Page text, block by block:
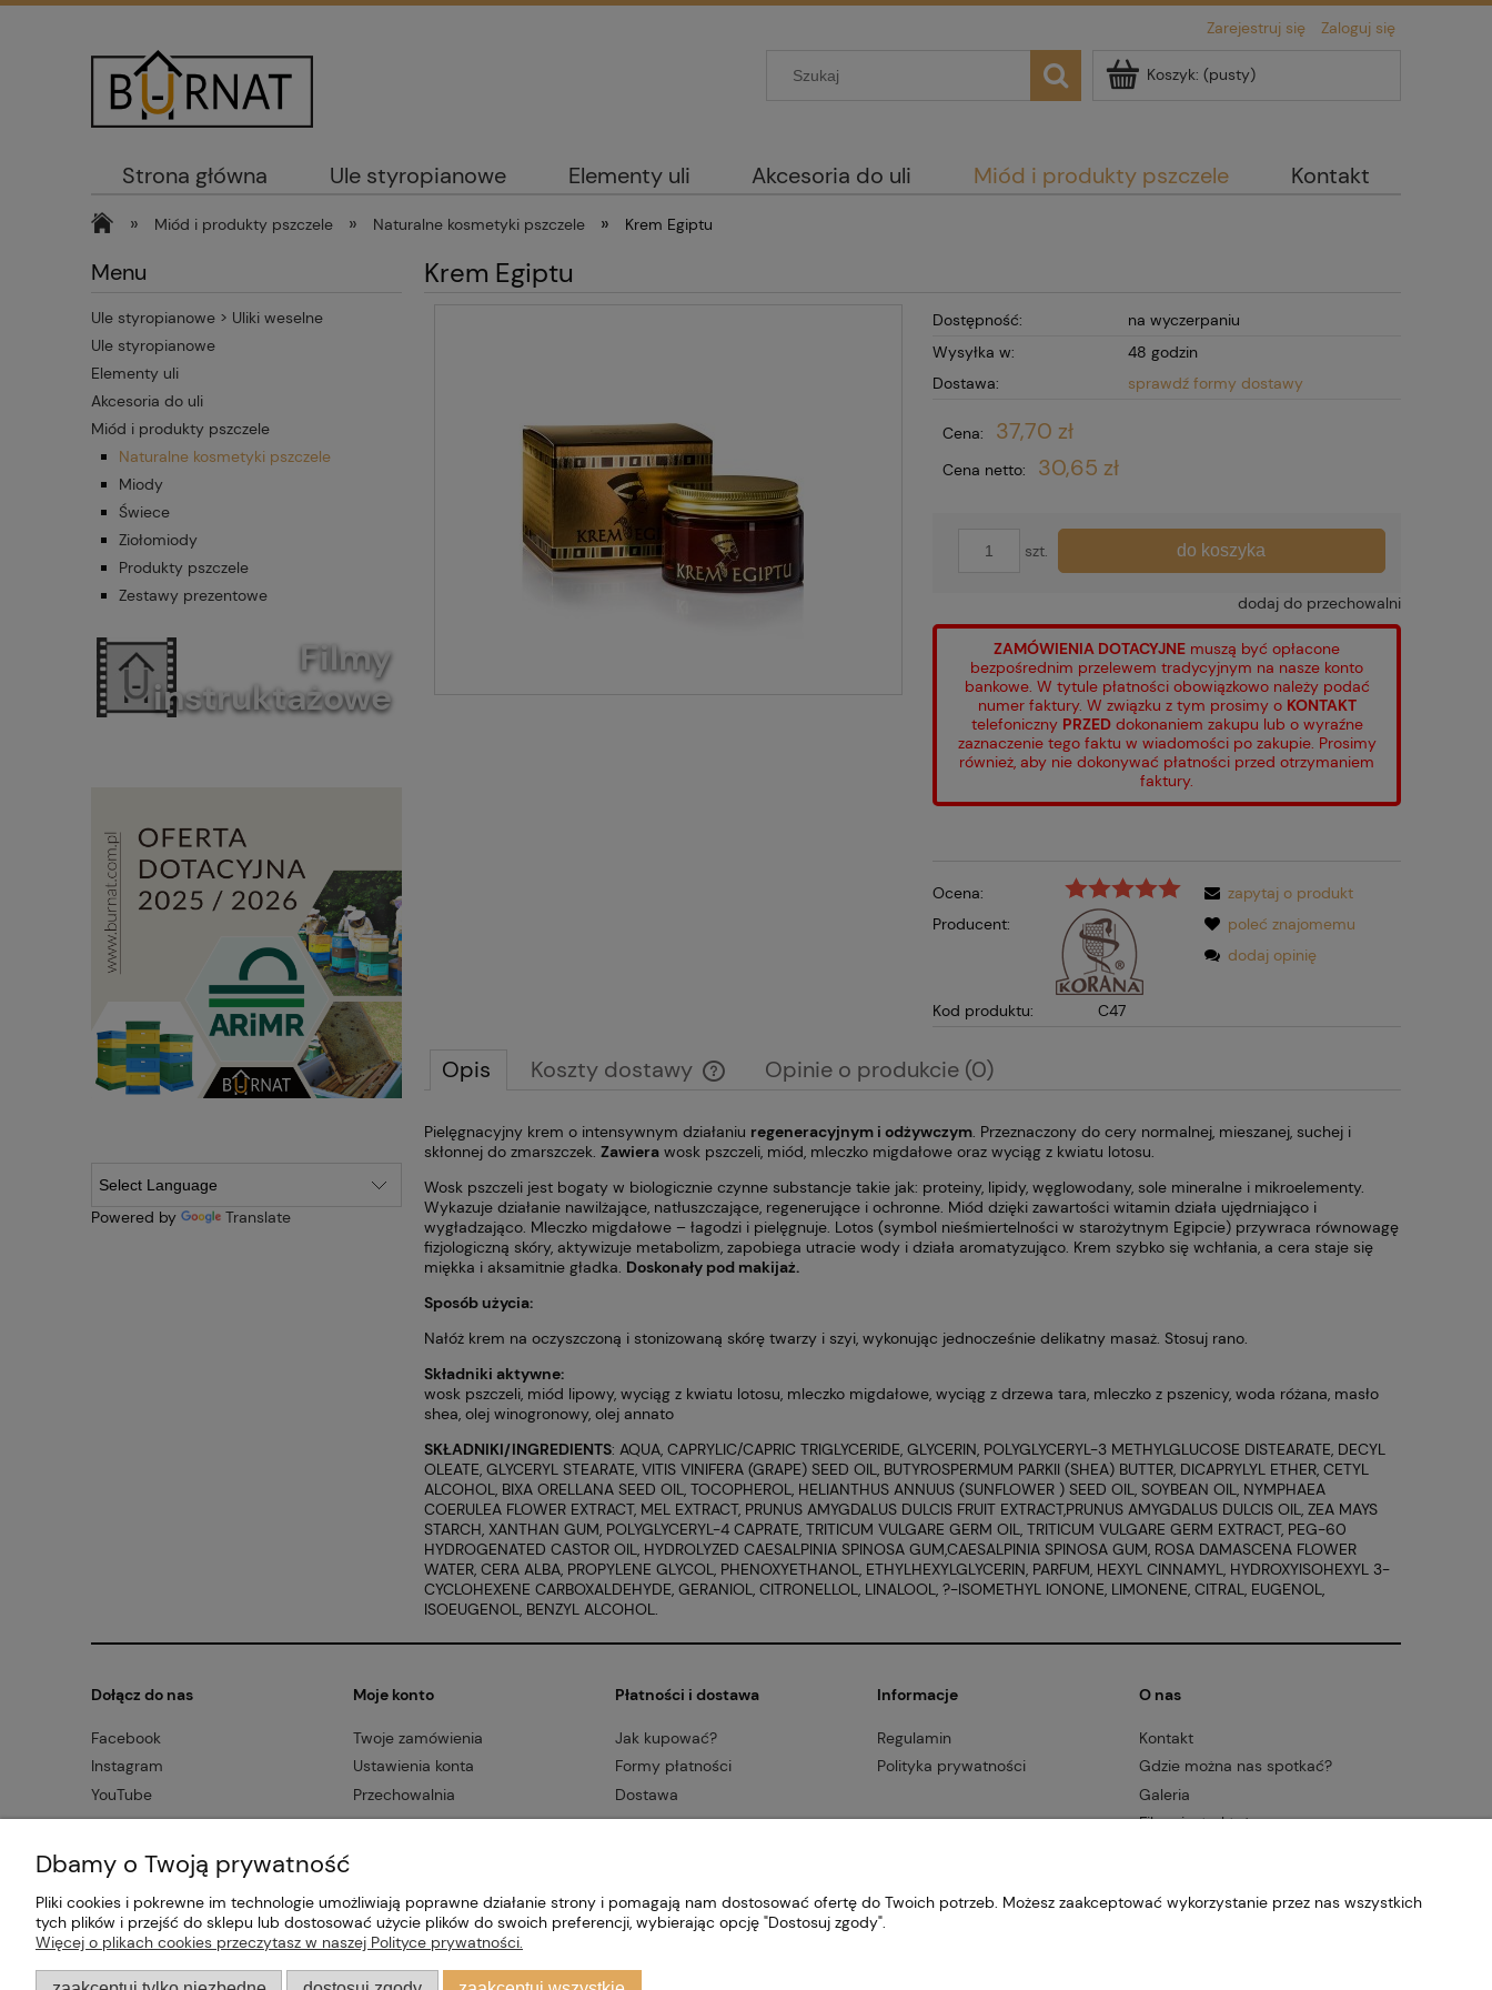
Zarejestruj się Zaloguj się
Koszyk: (pusty)
Strona główna Ule styropianowe Elementy uli Akcesoria do uli Miód i produkty pszczele Kontakt
» Miód i produkty pszczele » Naturalne kosmetyki pszczele » Krem Egiptu
Menu
Ule styropianowe > Uliki weselne
Ule styropianowe
Elementy uli
Akcesoria do uli
Miód i produkty pszczele
Naturalne kosmetyki pszczele
Miody
Świece
Ziołomiody
Produkty pszczele
Zestawy prezentowe
Filmy
instruktażowe
Powered by Translate
Krem Egiptu
Dostępność:
na wyczerpaniu
Wysyłka w:
48 godzin
Dostawa:
sprawdź formy dostawy
Cena: 37,70 zł
Cena netto: 30,65 zł
szt. do koszyka
dodaj do przechowalni
ZAMÓWIENIA DOTACYJNE muszą być opłacone
bezpośrednim przelewem tradycyjnym na nasze konto
bankowe. W tytule płatności obowiązkowo należy podać
numer faktury. W związku z tym prosimy o KONTAKT
telefoniczny PRZEDdokonaniem zakupu lub o wyraźne
zaznaczenie tego faktu w wiadomości po zakupie. Prosimy
również, aby nie dokonywać płatności przed otrzymaniem
faktury.
Ocena:
Producent:
Kod produktu: C47
zapytaj o produkt
poleć znajomemu
dodaj opinię
Opis Koszty dostawy
Cena nie zawiera ewentualnych kosztów
płatności
Opinie o produkcie (0)
Pielęgnacyjny krem o intensywnym działaniu regeneracyjnym i odżywczym. Przeznaczony do cery normalnej, mieszanej, suchej i
skłonnej do zmarszczek. Zawiera wosk pszczeli, miód, mleczko migdałowe oraz wyciąg z kwiatu lotosu.
Wosk pszczeli jest bogaty w biologicznie czynne substancje takie jak: proteiny, lipidy, węglowodany, sole mineralne i mikroelementy.
Wykazuje działanie nawilżające, natłuszczające, regenerujące i ochronne. Miód dzięki zawartości witamin działa ujędrniająco i
wygładzająco. Mleczko migdałowe – łagodzi i pielęgnuje. Lotos (symbol nieśmiertelności w starożytnym Egipcie) przywraca równowagę
fizjologiczną skóry, aktywizuje metabolizm, zapobiega utracie wody i działa aromatyzująco. Krem szybko się wchłania, a cera staje się
miękka i aksamitnie gładka. Doskonały pod makijaż.
Sposób użycia:
Nałóż krem na oczyszczoną i stonizowaną skórę twarzy i szyi, wykonując jednocześnie delikatny masaż. Stosuj rano.
Składniki aktywne:
wosk pszczeli, miód lipowy, wyciąg z kwiatu lotosu, mleczko migdałowe, wyciąg z drzewa tara, mleczko z pszenicy, woda różana, masło
shea, olej winogronowy, olej annato
SKŁADNIKI/INGREDIENTS: AQUA, CAPRYLIC/CAPRIC TRIGLYCERIDE, GLYCERIN, POLYGLYCERYL-3 METHYLGLUCOSE DISTEARATE, DECYL
OLEATE, GLYCERYL STEARATE, VITIS VINIFERA (GRAPE) SEED OIL, BUTYROSPERMUM PARKII (SHEA) BUTTER, DICAPRYLYL ETHER, CETYL
ALCOHOL, BIXA ORELLANA SEED OIL, TOCOPHEROL, HELIANTHUS ANNUUS (SUNFLOWER ) SEED OIL, SOYBEAN OIL, NYMPHAEA
COERULEA FLOWER EXTRACT, MEL EXTRACT, PRUNUS AMYGDALUS DULCIS FRUIT EXTRACT,PRUNUS AMYGDALUS DULCIS OIL, ZEA MAYS
STARCH, XANTHAN GUM, POLYGLYCERYL-4 CAPRATE, TRITICUM VULGARE GERM OIL, TRITICUM VULGARE GERM EXTRACT, PEG-60
HYDROGENATED CASTOR OIL, HYDROLYZED CAESALPINIA SPINOSA GUM,CAESALPINIA SPINOSA GUM, ROSA DAMASCENA FLOWER
WATER, CERA ALBA, PROPYLENE GLYCOL, PHENOXYETHANOL, ETHYLHEXYLGLYCERIN, PARFUM, HEXYL CINNAMYL, HYDROXYISOHEXYL 3-
CYCLOHEXENE CARBOXALDEHYDE, GERANIOL, CITRONELLOL, LINALOOL, ?-ISOMETHYL IONONE, LIMONENE, CITRAL, EUGENOL,
ISOEUGENOL, BENZYL ALCOHOL.
Dołącz do nas
Facebook
Instagram
YouTube
Moje konto
Twoje zamówienia
Ustawienia konta
Przechowalnia
Płatności i dostawa
Jak kupować?
Formy płatności
Dostawa
Informacje
Regulamin
Polityka prywatności
O nas
Kontakt
Gdzie można nas spotkać?
Galeria
Filmy instruktażowe
O pasiece
Copyright 2010-2026 - Pasieka Burnat - burnat.com.pl
Dbamy o Twoją prywatność
Pliki cookies i pokrewne im technologie umożliwiają poprawne działanie strony i pomagają nam dostosować ofertę do Twoich potrzeb. Możesz zaakceptować wykorzystanie przez nas wszystkich
tych plików i przejść do sklepu lub dostosować użycie plików do swoich preferencji, wybierając opcję "Dostosuj zgody".
Więcej o plikach cookies przeczytasz w naszej Polityce prywatności.